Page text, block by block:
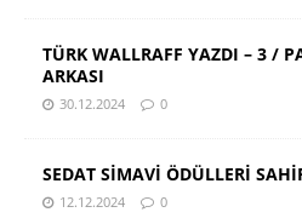
TÜRK WALLRAFF YAZDI – 3 /
ARKASI
30.12.2024 0
SEDAT SİMAVİ ÖDÜLLERİ
12.12.2024 0